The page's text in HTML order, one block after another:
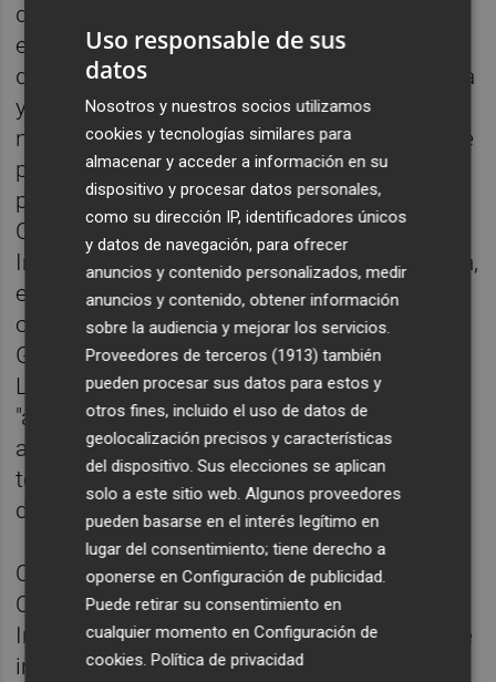
de Hacienda, Ruth Merino, manifestara que
el porcentaje de ejecución presupuestaria
del Consell es pírrico, la deuda nos desborda
y la liquidez de la Generalitat desciende a
niveles subterráneos. El responsable de este
panorama que borda el apocalipsis –según
palabras de la Consellera– es el Gobierno
Central, que persiste en una
Infrafinanciación a la Comunidad Valenciana,
e igualmente agravado por el modo poco
ortodoxo que gestionaba el anterior
Gobierno del Botànic las finanzas públicas.
La cuenta 143, que es la que recoge a los
"acreedores por operaciones pendientes de
aplicar a los presupuestos" alcanzaba
todavía, a 2 de julio 2024, los 2.500 millones
de euros.
Consecuencia de lo anterior, vemos como la
Consellería de Medio Ambiente,
Infraestructuras y Territorio, prioritariamente
inversora, con sus sólo 633.552.380 € de
Uso responsable de sus
datos
Nosotros y nuestros socios utilizamos
cookies y tecnologías similares para
almacenar y acceder a información en su
dispositivo y procesar datos personales,
como su dirección IP, identificadores únicos
y datos de navegación, para ofrecer
anuncios y contenido personalizados, medir
anuncios y contenido, obtener información
sobre la audiencia y mejorar los servicios.
Proveedores de terceros (1913) también
pueden procesar sus datos para estos y
otros fines, incluido el uso de datos de
geolocalización precisos y características
del dispositivo. Sus elecciones se aplican
solo a este sitio web. Algunos proveedores
pueden basarse en el interés legítimo en
lugar del consentimiento; tiene derecho a
oponerse enConfiguración de publicidad
Puede retirar su consentimiento en
cualquier momento enConfiguración de
cookies .Política de privacidad